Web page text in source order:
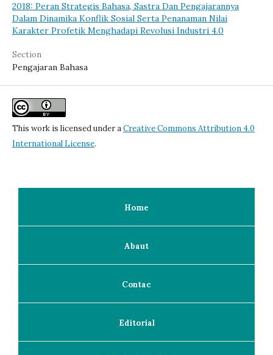
2018: Peran Strategis Bahasa, Sastra Dan Pengajarannya
Dalam Dinamika Konflik Sosial Serta Penanaman Nilai
Karakter Profetik Menghadapi Revolusi Industri 4.0
Section
Pengajaran Bahasa
This work is licensed under aCreative Commons Attribution 4.0
International License.
Home
Abaut
Contac
Editorial